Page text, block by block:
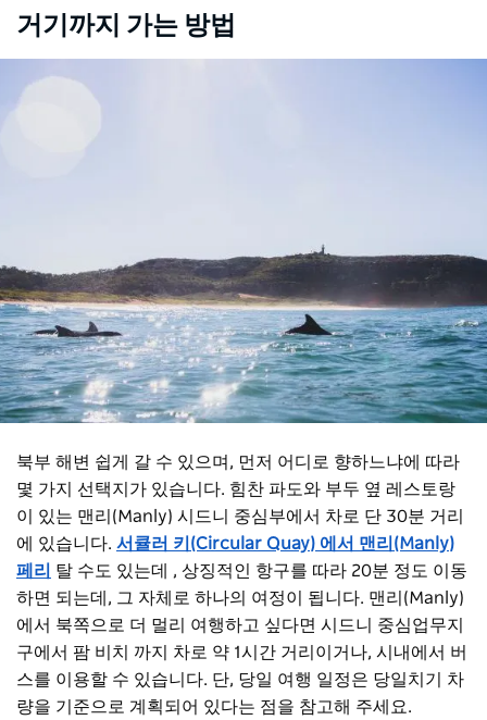
거기까지 가는 방법
북부 해변 쉽게 갈 수 있으며, 먼저 어디로 향하느냐에 따라
몇 가지 선택지가 있습니다. 힘찬 파도와 부두 옆 레스토랑
이 있는 맨리(Manly) 시드니 중심부에서 차로 단 30분 거리
에 있습니다. 서큘러 키(Circular Quay) 에서 맨리(Manly)
페리 탈 수도 있는데 , 상징적인 항구를 따라 20분 정도 이동
하면 되는데, 그 자체로 하나의 여정이 됩니다. 맨리(Manly)
에서 북쪽으로 더 멀리 여행하고 싶다면 시드니 중심업무지
구에서 팜 비치 까지 차로 약 1시간 거리이거나, 시내에서 버
스를 이용할 수 있습니다. 단, 당일 여행 일정은 당일치기 차
량을 기준으로 계획되어 있다는 점을 참고해 주세요.